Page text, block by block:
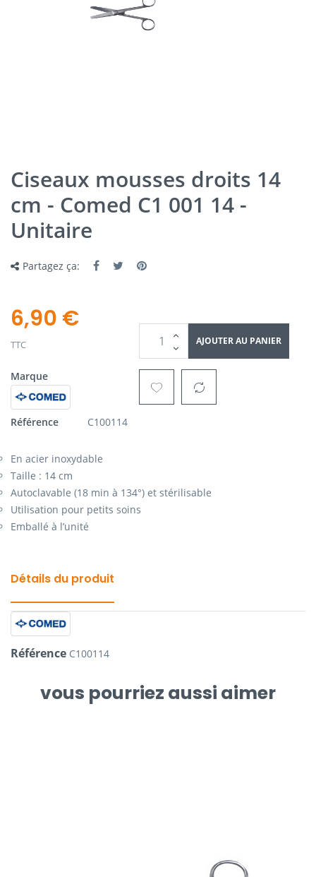
Ciseaux mousses droits 14
cm - Comed C1 001 14 -
Unitaire
Partagez ça:
6,90 €
TTC
Marque
Référence C100114
AJOUTER AU PANIER
En acier inoxydable
Taille : 14 cm
Autoclavable (18 min à 134°) et stérilisable
Utilisation pour petits soins
Emballé à l’unité
Détails du produit
Référence C100114
vous pourriez aussi aimer